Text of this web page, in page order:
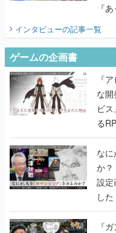
『
インタビューの記事一覧
ゲームの企画書
『
な
ビ
る
書】
な
か？
設定
し
書】
『